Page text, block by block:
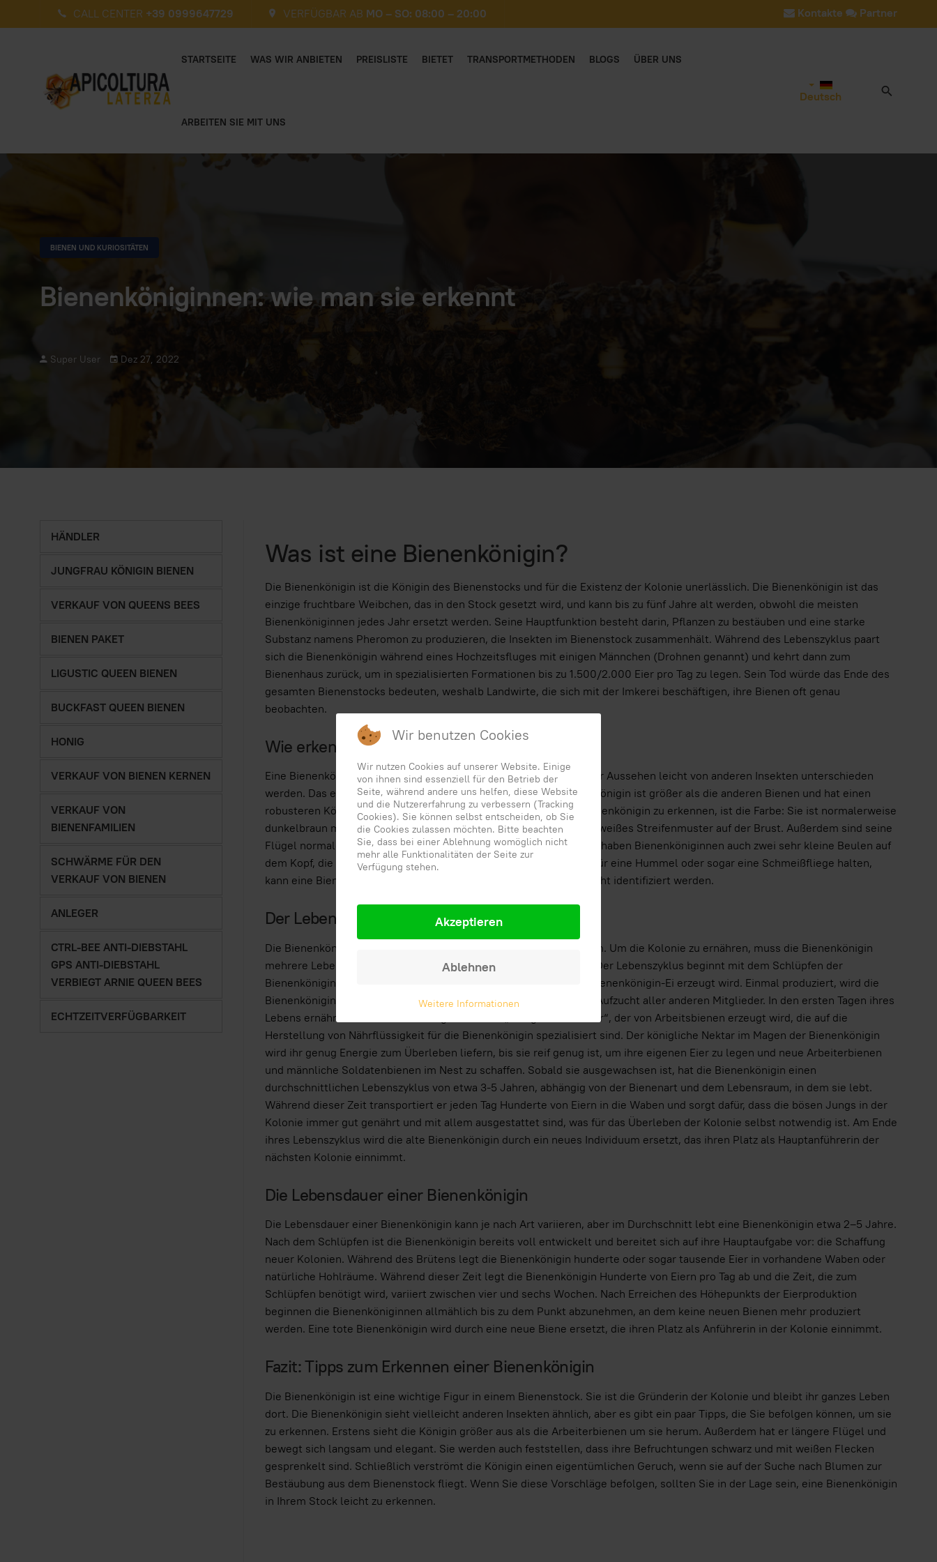
CALL CENTER +39 0999647729 VERFÜGBAR AB MO – SO: 08:00 – 20:00 Kontakte Partner
STARTSEITE WAS WIR ANBIETEN PREISLISTE BIETET TRANSPORTMETHODEN BLOGS ÜBER UNS
ARBEITEN SIE MIT UNS
Deutsch
BIENEN UND KURIOSITÄTEN
Bienenköniginnen: wie man sie erkennt
Super User Dez 27, 2022
Was ist eine Bienenkönigin?
Die Bienenkönigin ist die Königin des Bienenstocks und für die Existenz der Kolonie unerlässlich. Die Bienenkönigin ist das
einzige fruchtbare Weibchen, das in den Stock gesetzt wird, und kann bis zu fünf Jahre alt werden, obwohl die meisten
Bienenköniginnen jedes Jahr ersetzt werden. Seine Hauptfunktion besteht darin, Pflanzen zu bestäuben und eine starke
Substanz namens Pheromon zu produzieren, die Insekten im Bienenstock zusammenhält. Während des Lebenszyklus paart
sich die Bienenkönigin während eines Hochzeitsfluges mit einigen Männchen (Drohnen genannt) und kehrt dann zum
Bienenhaus zurück, um in spezialisierten Formationen bis zu 1.500/2.000 Eier pro Tag zu legen. Sein Tod würde das Ende des
gesamten Bienenstocks bedeuten, weshalb Landwirte, die sich mit der Imkerei beschäftigen, ihre Bienen oft genau
beobachten.
Wie erkennt man eine Bienenkönigin?
Eine Bienenkönigin ist eine ziemlich große Biene und kann durch ihr Aussehen leicht von anderen Insekten unterschieden
werden. Das erste Merkmal, das auffällt, ist die Größe: Die Bienenkönigin ist größer als die anderen Bienen und hat einen
robusteren Körper. Ein weiteres Merkmal, das helfen kann, die Bienenkönigin zu erkennen, ist die Farbe: Sie ist normalerweise
dunkelbraun mit hellen Flecken auf der Brust und hat ein schwarz-weißes Streifenmuster auf der Brust. Außerdem sind seine
Flügel normalerweise größer als bei anderen Insekten. Schließlich haben Bienenköniginnen auch zwei sehr kleine Beulen auf
dem Kopf, die Augenflecken genannt werden. Während einige sie für eine Hummel oder sogar eine Schmeißfliege halten,
kann eine Bienenkönigin anhand dieser körperlichen Merkmale leicht identifiziert werden.
Der Lebenszyklus einer Bienenkönigin
Die Bienenkönigin ist eine der wichtigsten Kreaturen im Ökosystem. Um die Kolonie zu ernähren, muss die Bienenkönigin
mehrere Lebensphasen durchlaufen, bevor sie ausgewachsen ist. Der Lebenszyklus beginnt mit dem Schlüpfen der
Bienenkönigin, die durch ein vom Meister in eine Wabe gelegtes Bienenkönigin-Ei erzeugt wird. Einmal produziert, wird die
Bienenkönigin der Anführer der Kolonie und kümmert sich um die Aufzucht aller anderen Mitglieder. In den ersten Tagen ihres
Lebens ernährt sich die Bienenkönigin von dem „königlichen Nektar“, der von Arbeitsbienen erzeugt wird, die auf die
Herstellung von Nährflüssigkeit für die Bienenkönigin spezialisiert sind. Der königliche Nektar im Magen der Bienenkönigin
wird ihr genug Energie zum Überleben liefern, bis sie reif genug ist, um ihre eigenen Eier zu legen und neue Arbeiterbienen
und männliche Soldatenbienen im Nest zu schaffen. Sobald sie ausgewachsen ist, hat die Bienenkönigin einen
durchschnittlichen Lebenszyklus von etwa 3-5 Jahren, abhängig von der Bienenart und dem Lebensraum, in dem sie lebt.
Während dieser Zeit transportiert er jeden Tag Hunderte von Eiern in die Waben und sorgt dafür, dass die bösen Jungs in der
Kolonie immer gut genährt und mit allem ausgestattet sind, was für das Überleben der Kolonie selbst notwendig ist. Am Ende
ihres Lebenszyklus wird die alte Bienenkönigin durch ein neues Individuum ersetzt, das ihren Platz als Hauptanführerin der
nächsten Kolonie einnimmt.
Die Lebensdauer einer Bienenkönigin
Die Lebensdauer einer Bienenkönigin kann je nach Art variieren, aber im Durchschnitt lebt eine Bienenkönigin etwa 2–5 Jahre.
Nach dem Schlüpfen ist die Bienenkönigin bereits voll entwickelt und bereitet sich auf ihre Hauptaufgabe vor: die Schaffung
neuer Kolonien. Während des Brütens legt die Bienenkönigin hunderte oder sogar tausende Eier in vorhandene Waben oder
natürliche Hohlräume. Während dieser Zeit legt die Bienenkönigin Hunderte von Eiern pro Tag ab und die Zeit, die zum
Schlüpfen benötigt wird, variiert zwischen vier und sechs Wochen. Nach Erreichen des Höhepunkts der Eierproduktion
beginnen die Bienenköniginnen allmählich bis zu dem Punkt abzunehmen, an dem keine neuen Bienen mehr produziert
werden. Eine tote Bienenkönigin wird durch eine neue Biene ersetzt, die ihren Platz als Anführerin in der Kolonie einnimmt.
Fazit: Tipps zum Erkennen einer Bienenkönigin
Die Bienenkönigin ist eine wichtige Figur in einem Bienenstock. Sie ist die Gründerin der Kolonie und bleibt ihr ganzes Leben
dort. Die Bienenkönigin sieht vielleicht anderen Insekten ähnlich, aber es gibt ein paar Tipps, die Sie befolgen können, um sie
zu erkennen. Erstens sieht die Königin größer aus als die Arbeiterbienen um sie herum. Außerdem hat er längere Flügel und
bewegt sich langsam und elegant. Sie werden auch feststellen, dass ihre Befruchtungen schwarz und mit weißen Flecken
gesprenkelt sind. Schließlich verströmt die Königin einen eigentümlichen Geruch, wenn sie auf der Suche nach Blumen zur
Bestäubung aus dem Bienenstock fliegt. Wenn Sie diese Vorschläge befolgen, sollten Sie in der Lage sein, eine Bienenkönigin
in Ihrem Stock leicht zu erkennen.
HÄNDLER
JUNGFRAU KÖNIGIN BIENEN
VERKAUF VON QUEENS BEES
BIENEN PAKET
LIGUSTIC QUEEN BIENEN
BUCKFAST QUEEN BIENEN
HONIG
VERKAUF VON BIENEN KERNEN
VERKAUF VON
BIENENFAMILIEN
SCHWÄRME FÜR DEN
VERKAUF VON BIENEN
ANLEGER
CTRL-BEE ANTI-DIEBSTAHL
GPS ANTI-DIEBSTAHL
VERBIEGT ARNIE QUEEN BEES
ECHTZEITVERFÜGBARKEIT
Wir benutzen Cookies
Wir nutzen Cookies auf unserer Website. Einige
von ihnen sind essenziell für den Betrieb der
Seite, während andere uns helfen, diese Website
und die Nutzererfahrung zu verbessern (Tracking
Cookies). Sie können selbst entscheiden, ob Sie
die Cookies zulassen möchten. Bitte beachten
Sie, dass bei einer Ablehnung womöglich nicht
mehr alle Funktionalitäten der Seite zur
Verfügung stehen.
Akzeptieren
Ablehnen
Weitere Informationen